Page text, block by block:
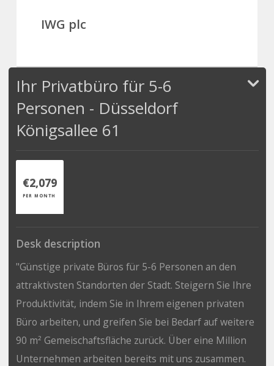
IWG plc
Ihr Privatbüro für 5-6
Personen - Düsseldorf
Königsallee 61
€2,079
PER MONTH
Desk description
"Günstige private Büros für 5-6 Personen an den
attraktivsten Standorten der Stadt. Steigern Sie Ihre
Produktivität, indem Sie in Ihrem eigenen privaten
Büro arbeiten, und greifen Sie bei Bedarf auf weitere
90 m² Gemeischaftsfläche zurück. Über eine Million
Unternehmen arbeiten bereits mit uns zusammen.